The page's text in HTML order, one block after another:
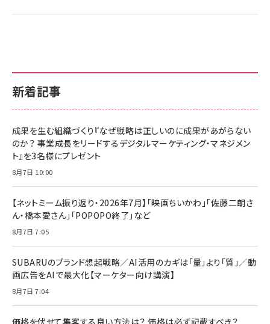
新着記事
成果を生む組織づくり『なぜ戦略は正しいのに成果があがらない
のか？ 事業成長をリードするデジタルマーケティング・マネジメン
ト』を3名様にプレゼント
8月7日 10:00
【ネットミーム振り返り・2026年7月】「映画ちいかわ」「佐藤二朗さ
ん・橋本愛さん」「POPOPO終了」など
8月7日 7:05
SUBARUのブランド想起戦略／AI活用のカギは「量」より「質」／動
画広告をAIで最大化【マーケター向け講演】
8月7日 7:04
価格を伏せて集客する良い方法は？ 価格は必ず記載すべき？